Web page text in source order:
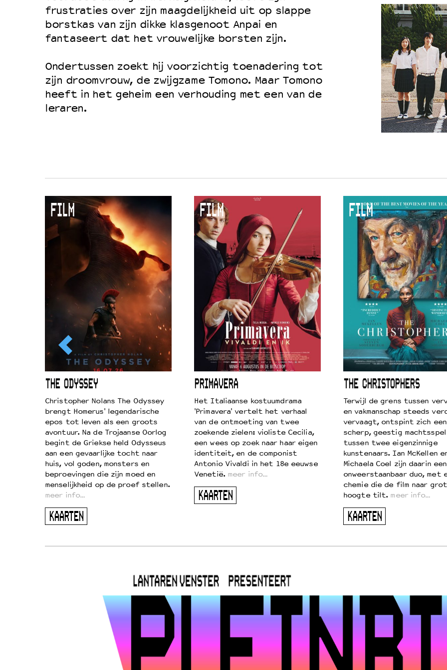
Speciale educatieprogramma’s
OVER LANTARENVENSTER
Wat we doen
Werken bij
Wie is wie
Privacyverklaring
Integriteits- en gedragscode
Duurzaamheid
Culturele boycot Israël
Ruimte voor artistieke vrijheid – VNPF
frustraties over zijn maagdelijkheid uit op slappe
borstkas van zijn dikke klasgenoot Anpai en
fantaseert dat het vrouwelijke borsten zijn.
Ondertussen zoekt hij voorzichtig toenadering tot
zijn droomvrouw, de zwijgzame Tomono. Maar Tomono
heeft in het geheim een verhouding met een van de
leraren.
FILM
THE ODYSSEY
Christopher Nolans The Odyssey
brengt Homerus' legendarische
epos tot leven als een groots
avontuur. Na de Trojaanse Oorlog
begint de Griekse held Odysseus
aan een gevaarlijke tocht naar
huis, vol goden, monsters en
beproevingen die zijn moed en
menselijkheid op de proef stellen.
meer info…
KAARTEN
FILM
PRIMAVERA
Het Italiaanse kostuumdrama
'Primavera' vertelt het verhaal
van de ontmoeting van twee
zoekende zielen: violiste Cecilia,
een wees op zoek naar haar eigen
identiteit, en de componist
Antonio Vivaldi in het 18e eeuwse
Venetië. meer info…
KAARTEN
FILM
THE CHRISTOPHERS
Terwijl de grens tussen
en vakmanschap steeds
vervaagt, ontspint zich een
scherp, geestig machtsspel
tussen twee eigenzinnige
kunstenaars. Ian McKellen
Michaela Coel zijn daarin een
onweerstaanbaar duo, met
chemie die de film naar
hoogte tilt. meer info…
KAARTEN